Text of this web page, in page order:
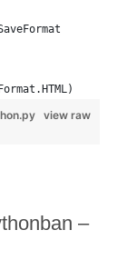
view raw
–